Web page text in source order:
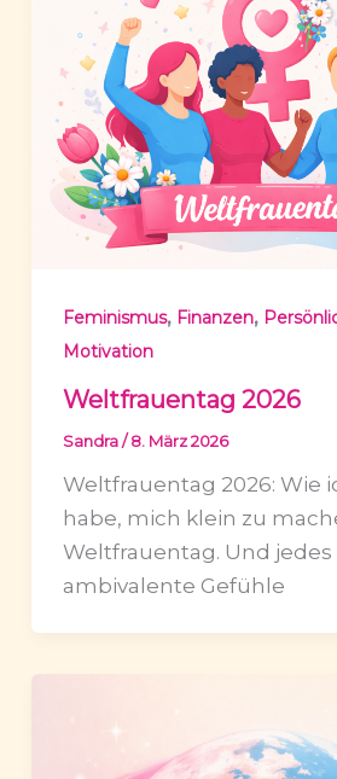
Feminismus, Finanzen,
Motivation
Weltfrauentag 2026
Sandra/8. März 2026
Weltfrauentag 2026: Wie
habe, mich klein zu
Weltfrauentag. Und jedes
ambivalente Gefühle